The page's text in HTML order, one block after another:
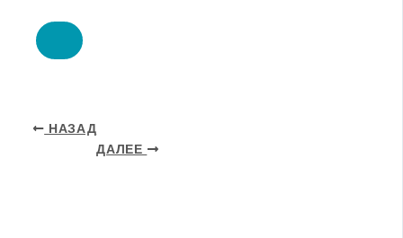
НАЗАД
ДАЛЕЕ